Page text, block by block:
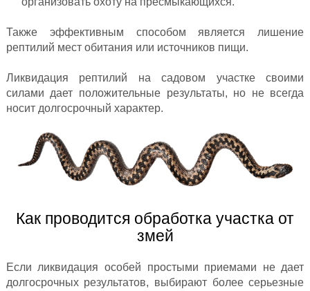
Также эффективным способом является лишение
рептилий мест обитания или источников пищи.
Ликвидация рептилий на садовом участке своими
силами дает положительные результаты, но не всегда
носит долгосрочный характер.
Как проводится обработка участка от
змей
Если ликвидация особей простыми приемами не дает
долгосрочных результатов, выбирают более серьезные